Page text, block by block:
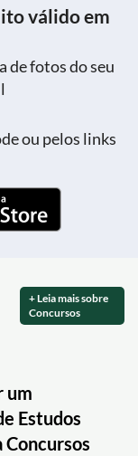
válido em
de fotos do seu
ou pelos links
+ Leia mais sobre
Concursos
um
Estudos
Concursos